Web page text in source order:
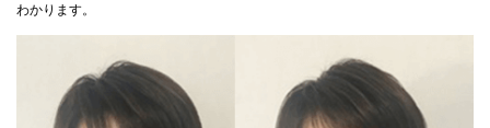
わかります。